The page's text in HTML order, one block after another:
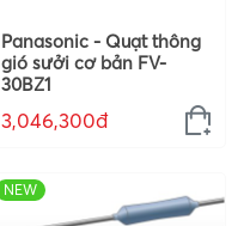
Panasonic - Quạt thông
gió sưởi cơ bản FV-
30BZ1
3,046,300đ
NEW